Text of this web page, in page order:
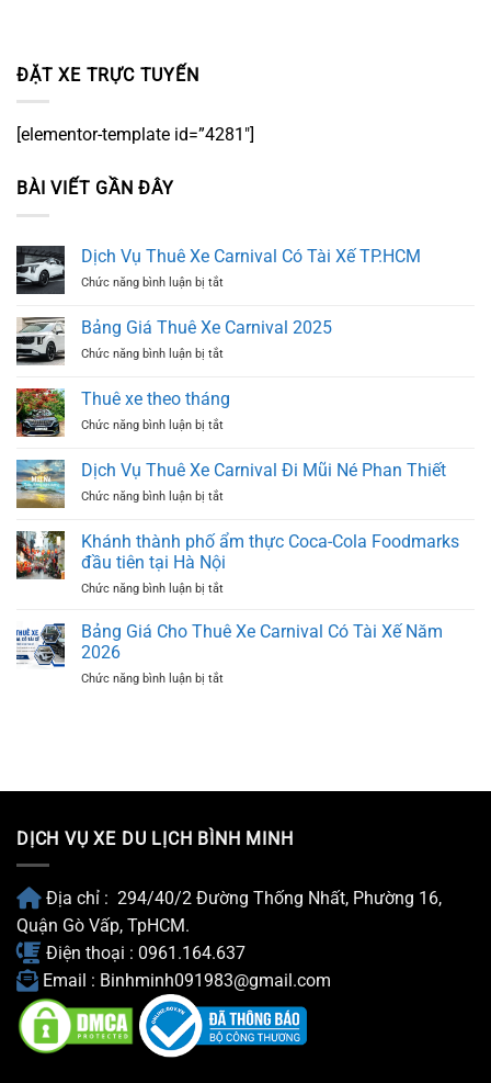
ĐẶT XE TRỰC TUYẾN
[elementor-template id=”4281″]
BÀI VIẾT GẦN ĐÂY
Dịch Vụ Thuê Xe Carnival Có Tài Xế TP.HCM
Chức năng bình luận bị tắtở
Vụ
Thuê
Xe
Có
Tài
Xế
Bảng Giá Thuê Xe Carnival 2025
Chức năng bình luận bị tắtở
Thuê
Xe
2025
Thuê xe theo tháng
Chức năng bình luận bị tắtở
xe
theo
tháng
Dịch Vụ Thuê Xe Carnival Đi Mũi Né Phan Thiết
Chức năng bình luận bị tắtở
Vụ
Thuê
Xe
Carnival
Mũi
Thiết
Khánh thành phố ẩm thực Coca-Cola Foodmarks
đầu tiên tại Hà Nội
Chức năng bình luận bị tắtở
thành
thực
tại
Nội
Bảng Giá Cho Thuê Xe Carnival Có Tài Xế Năm
2026
Chức năng bình luận bị tắtở
Carnival
Xế
DỊCH VỤ XE DU LỊCH BÌNH MINH
Địa chỉ : 294/40/2 Đường Thống Nhất, Phường 16,
Quận Gò Vấp, TpHCM.
Điện thoại : 0961.164.637
Email : Binhminh091983@gmail.com